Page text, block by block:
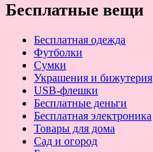
Бесплатные вещи
Бесплатная одежда
Футболки
Сумки
Украшения и бижутерия
USB-флешки
Бесплатные деньги
Бесплатная электроника
Товары для дома
Сад и огород